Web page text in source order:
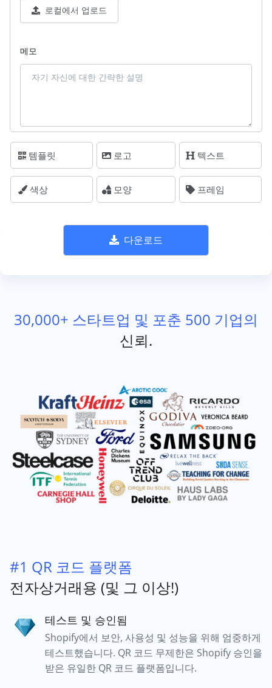
로컬에서 업로드
메모
템플릿 로고 텍스트
색상 모양 프레임
다운로드
30,000+ 스타트업 및 포춘 500 기업의
신뢰.
#1 QR 코드 플랫폼
전자상거래용 (및 그 이상!)
테스트 및 승인됨
Shopify에서 보안, 사용성 및 성능을 위해 엄중하게
테스트했습니다. QR 코드 무제한은 Shopify 승인을
받은 유일한 QR 코드 플랫폼입니다.